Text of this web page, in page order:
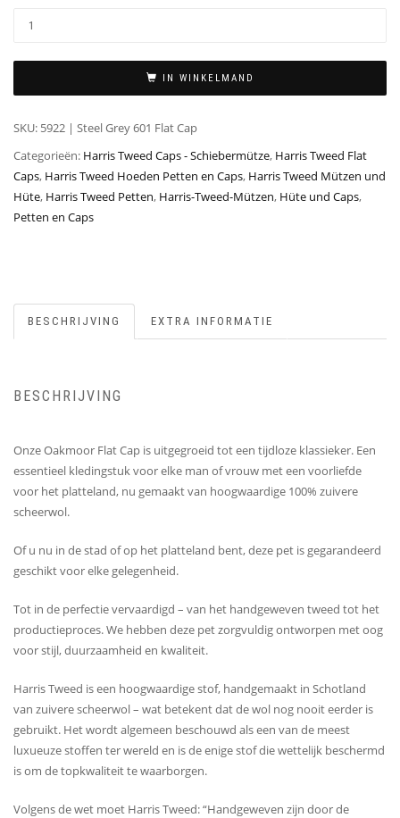
IN WINKELMAND
SKU: 5922 | Steel Grey 601 Flat Cap
Categorieën: Harris Tweed Caps - Schiebermütze, Harris Tweed Flat
Caps, Harris Tweed Hoeden Petten en Caps, Harris Tweed Mützen und
Hüte, Harris Tweed Petten, Harris-Tweed-Mützen, Hüte und Caps,
Petten en Caps
BESCHRIJVING EXTRA INFORMATIE
BESCHRIJVING
Onze Oakmoor Flat Cap is uitgegroeid tot een tijdloze klassieker. Een
essentieel kledingstuk voor elke man of vrouw met een voorliefde
voor het platteland, nu gemaakt van hoogwaardige 100% zuivere
scheerwol.
Of u nu in de stad of op het platteland bent, deze pet is gegarandeerd
geschikt voor elke gelegenheid.
Tot in de perfectie vervaardigd – van het handgeweven tweed tot het
productieproces. We hebben deze pet zorgvuldig ontworpen met oog
voor stijl, duurzaamheid en kwaliteit.
Harris Tweed is een hoogwaardige stof, handgemaakt in Schotland
van zuivere scheerwol – wat betekent dat de wol nog nooit eerder is
gebruikt. Het wordt algemeen beschouwd als een van de meest
luxueuze stoffen ter wereld en is de enige stof die wettelijk beschermd
is om de topkwaliteit te waarborgen.
Volgens de wet moet Harris Tweed: “Handgeweven zijn door de